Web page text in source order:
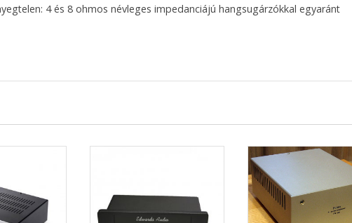
4 és 8 ohmos névleges impedanciájú hangsugárzókkal egyaránt